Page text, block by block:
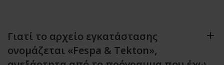
Γιατί το αρχείο εγκατάστασης
ονομάζεται «Fespa & Tekton»,